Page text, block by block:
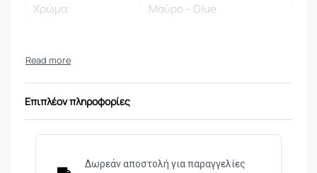
Χρώμα:
Μαύρο – Glue
Επιπλέον πληροφορίες
Δωρεάν αποστολή για παραγγελίες